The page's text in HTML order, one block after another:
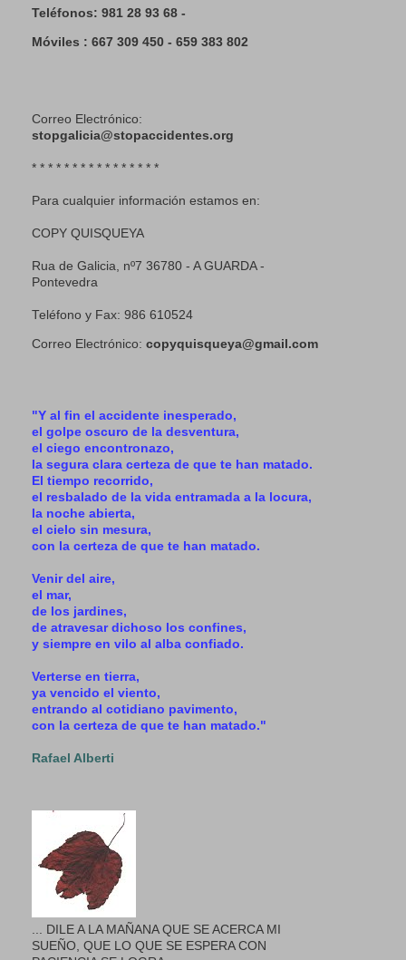
Teléfonos: 981 28 93 68 -
Móviles : 667 309 450 - 659 383 802
Correo Electrónico:
stopgalicia@stopaccidentes.org
* * * * * * * * * * * * * * * *
Para cualquier información estamos en:
COPY QUISQUEYA
Rua de Galicia, nº7 36780 - A GUARDA -
Pontevedra
Teléfono y Fax: 986 610524
Correo Electrónico: copyquisqueya@gmail.com
"Y al fin el accidente inesperado,
el golpe oscuro de la desventura,
el ciego encontronazo,
la segura clara certeza de que te han matado.
El tiempo recorrido,
el resbalado de la vida entramada a la locura,
la noche abierta,
el cielo sin mesura,
con la certeza de que te han matado.
Venir del aire,
el mar,
de los jardines,
de atravesar dichoso los confines,
y siempre en vilo al alba confiado.
Verterse en tierra,
ya vencido el viento,
entrando al cotidiano pavimento,
con la certeza de que te han matado."
Rafael Alberti
... DILE A LA MAÑANA QUE SE ACERCA MI
SUEÑO, QUE LO QUE SE ESPERA CON